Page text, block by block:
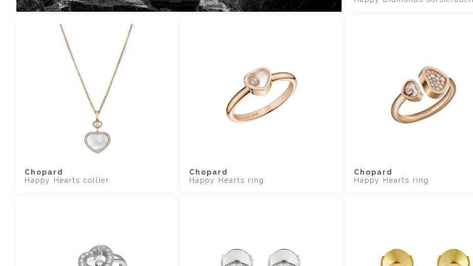
Chopard
Happy Hearts collier
Chopard
Happy Hearts ring
Chopard
Happy Hearts ring